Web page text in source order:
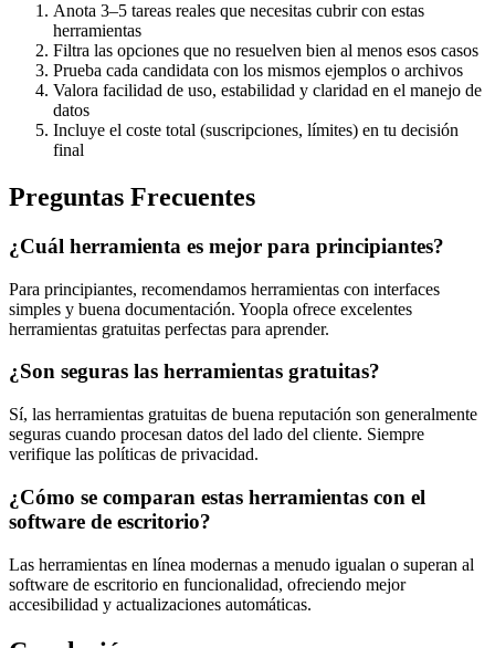
Anota 3–5 tareas reales que necesitas cubrir con estas
herramientas
Filtra las opciones que no resuelven bien al menos esos casos
Prueba cada candidata con los mismos ejemplos o archivos
Valora facilidad de uso, estabilidad y claridad en el manejo de
datos
Incluye el coste total (suscripciones, límites) en tu decisión
final
Preguntas Frecuentes
¿Cuál herramienta es mejor para principiantes?
Para principiantes, recomendamos herramientas con interfaces
simples y buena documentación. Yoopla ofrece excelentes
herramientas gratuitas perfectas para aprender.
¿Son seguras las herramientas gratuitas?
Sí, las herramientas gratuitas de buena reputación son generalmente
seguras cuando procesan datos del lado del cliente. Siempre
verifique las políticas de privacidad.
¿Cómo se comparan estas herramientas con el
software de escritorio?
Las herramientas en línea modernas a menudo igualan o superan al
software de escritorio en funcionalidad, ofreciendo mejor
accesibilidad y actualizaciones automáticas.